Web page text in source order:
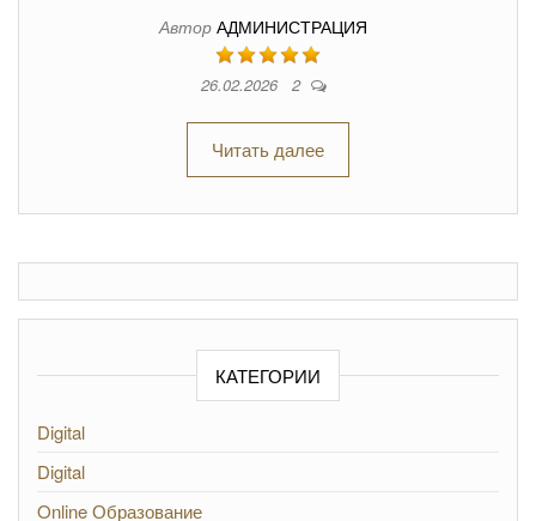
Автор АДМИНИСТРАЦИЯ
26.02.2026 2
Читать далее
КАТЕГОРИИ
Digital
Digital
Online Образование